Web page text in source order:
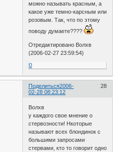
можно называть красным, а
какое уже темно-карсным или
розовым. Так, что по этому
поводу думаете????
Отредактировано Волхв
(2006-02-27 23:59:54)
0
Поделиться 28
2006-
02-28 08:23:12
Волхв
у каждого свое мнение о
стервозности! Нкоторые
называют всех блондинок с
большими запросами
стервами, кто то говорит одно